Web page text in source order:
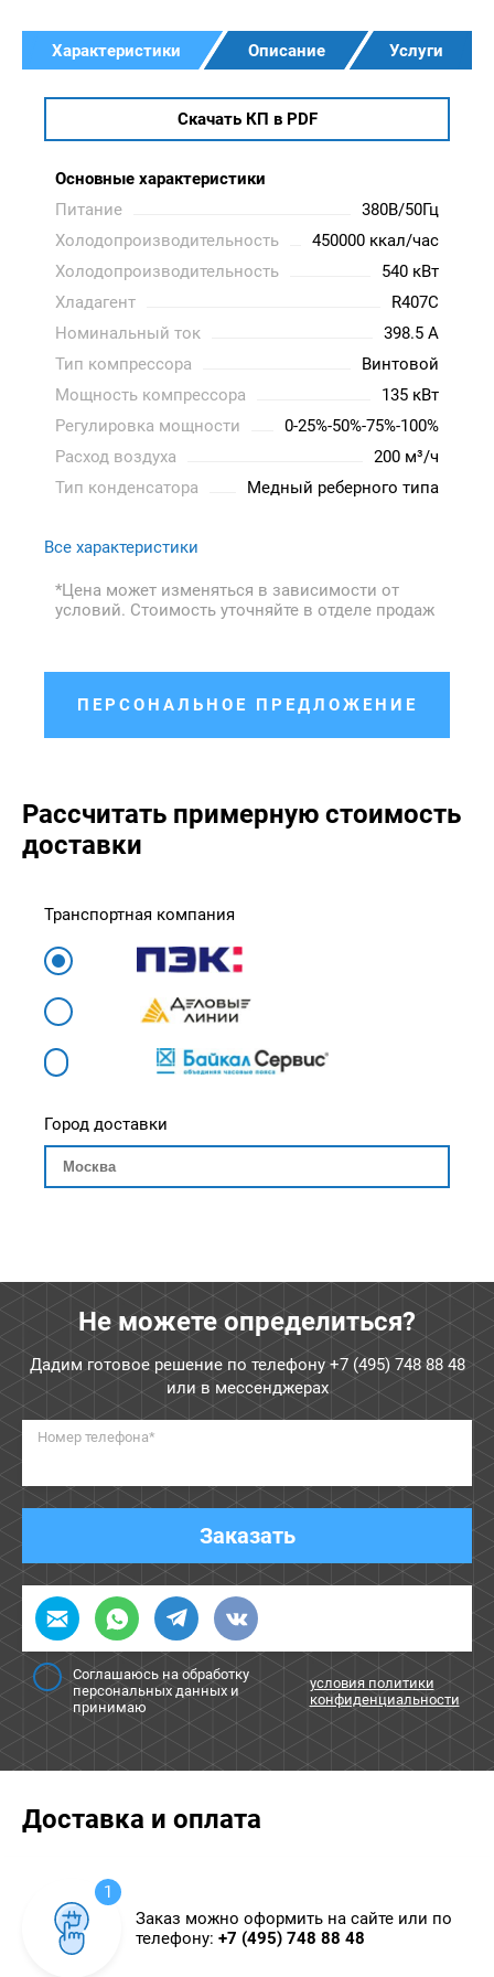
Характеристики Описание Услуги
Скачать КП в PDF
Основные характеристики
Питание
380В/50Гц
Холодопроизводительность
450000 ккал/час
Холодопроизводительность
540 кВт
Хладагент
R407C
Номинальный ток
398.5 A
Тип компрессора
Винтовой
Мощность компрессора
135 кВт
Регулировка мощности
0-25%-50%-75%-100%
Расход воздуха
200 м³/ч
Тип конденсатора
Медный реберного типа
Все характеристики
*Цена может изменяться в зависимости от
условий. Стоимость уточняйте в отделе продаж
ПЕРСОНАЛЬНОЕ ПРЕДЛОЖЕНИЕ
Рассчитать примерную стоимость
доставки
Транспортная компания
Город доставки
Не можете определиться?
Дадим готовое решение по телефону +7 (495) 748 88 48
или в мессенджерах
Номер телефона*
Заказать
Соглашаюсь на обработку
персональных данных и
принимаю
условия политики
конфиденциальности
Доставка и оплата
1
Заказ можно оформить на сайте или по
телефону: +7 (495) 748 88 48